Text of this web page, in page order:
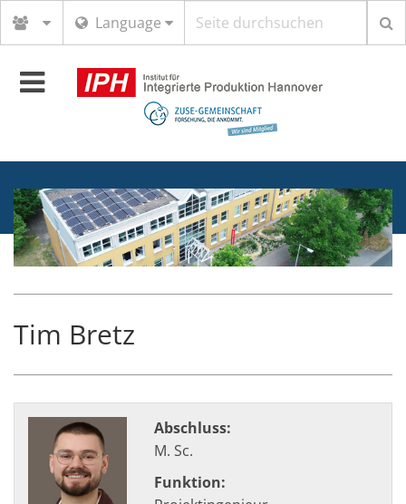
Language
Toggle
navigation
Tim Bretz
Abschluss:
M. Sc.
Funktion: